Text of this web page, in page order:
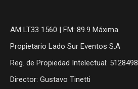
AM LT33 1560 | FM: 89.9 Máxima
Propietario Lado Sur Eventos S.A
Reg. de Propiedad Intelectual: 5128498
Director: Gustavo Tinetti